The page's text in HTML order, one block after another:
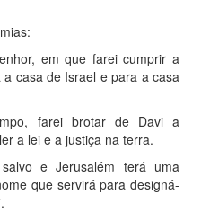
em que farei cumprir a
casa de Israel e para a casa
farei brotar de Davi a
a lei e a justiça na terra.
e Jerusalém terá uma
que servirá para designá-